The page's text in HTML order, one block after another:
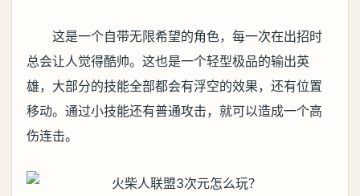
这是一个自带无限希望的角色，每一次在出招时
总会让人觉得酷帅。这也是一个轻型极品的输出英
雄，大部分的技能全部都会有浮空的效果，还有位置
移动。通过小技能还有普通攻击，就可以造成一个高
伤连击。